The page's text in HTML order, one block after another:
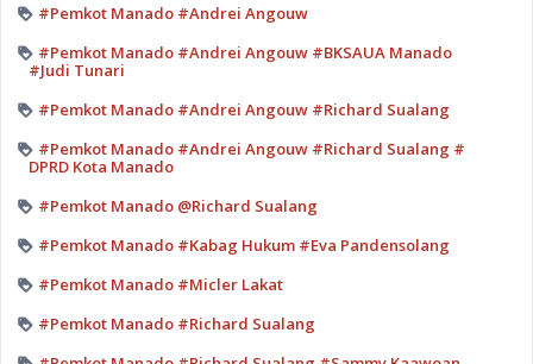
#Pemkot Manado #Andrei Angouw
#Pemkot Manado #Andrei Angouw #BKSAUA Manado
#Judi Tunari
#Pemkot Manado #Andrei Angouw #Richard Sualang
#Pemkot Manado #Andrei Angouw #Richard Sualang #
DPRD Kota Manado
#Pemkot Manado @Richard Sualang
#Pemkot Manado #Kabag Hukum #Eva Pandensolang
#Pemkot Manado #Micler Lakat
#Pemkot Manado #Richard Sualang